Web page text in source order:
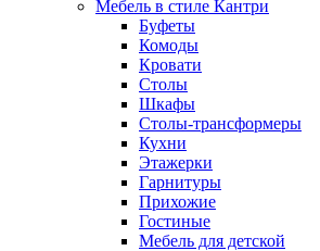
Мебель в стиле Кантри
Буфеты
Комоды
Кровати
Столы
Шкафы
Столы-трансформеры
Кухни
Этажерки
Гарнитуры
Прихожие
Гостиные
Мебель для детской